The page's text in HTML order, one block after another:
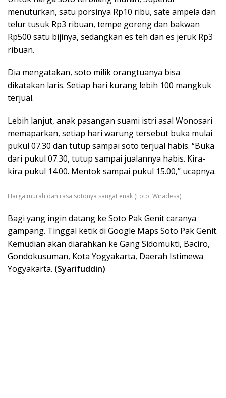
menuturkan, satu porsinya Rp10 ribu, sate ampela dan
telur tusuk Rp3 ribuan, tempe goreng dan bakwan
Rp500 satu bijinya, sedangkan es teh dan es jeruk Rp3
ribuan.
Dia mengatakan, soto milik orangtuanya bisa
dikatakan laris. Setiap hari kurang lebih 100 mangkuk
terjual.
Lebih lanjut, anak pasangan suami istri asal Wonosari
memaparkan, setiap hari warung tersebut buka mulai
pukul 07.30 dan tutup sampai soto terjual habis. “Buka
dari pukul 07.30, tutup sampai jualannya habis. Kira-
kira pukul 14.00. Mentok sampai pukul 15.00,” ucapnya.
Harga murah dan rasa sotonya sangat enak (Foto: Wiradesa)
Bagi yang ingin datang ke Soto Pak Genit caranya
gampang. Tinggal ketik di Google Maps Soto Pak Genit.
Kemudian akan diarahkan ke Gang Sidomukti, Baciro,
Gondokusuman, Kota Yogyakarta, Daerah Istimewa
Yogyakarta. (Syarifuddin)